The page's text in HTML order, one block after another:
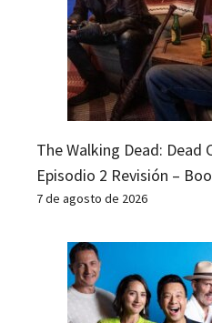
The Walking Dead: Dead
Episodio 2 Revisión –
7 de agosto de 2026